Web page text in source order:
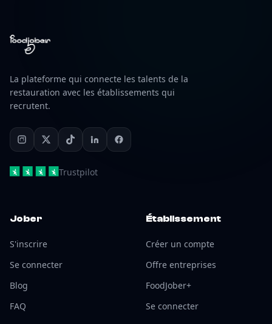
La plateforme qui connecte les talents de la
restauration avec les établissements qui
recrutent.
Trustpilot
Jober
S'inscrire
Se connecter
Blog
FAQ
Établissement
Créer un compte
Offre entreprises
FoodJober+
Se connecter